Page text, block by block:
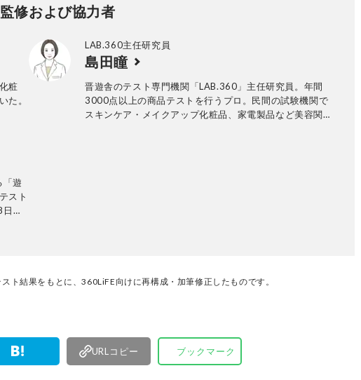
修および協力者
粧
た。
LAB.360主任研究員
島田瞳
晋遊舎のテスト専門機関「LAB.360」主任研究員。年間
3000点以上の商品テストを行うプロ。民間の試験機関で
スキンケア・メイクアップ化粧品、家電製品など美容関連
「遊
スト
発
の
ト結果をもとに、360LiFE向けに再構成・加筆修正したものです。
URLコピー ブックマーク